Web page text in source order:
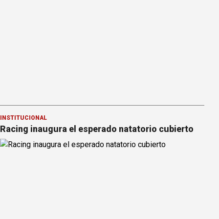
INSTITUCIONAL
Racing inaugura el esperado natatorio cubierto